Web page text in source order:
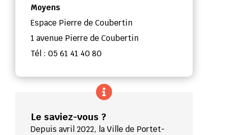
Moyens
Espace Pierre de Coubertin
1 avenue Pierre de Coubertin
Tél : 05 61 41 40 80
Le saviez-vous ?
Depuis avril 2022, la Ville de Portet-